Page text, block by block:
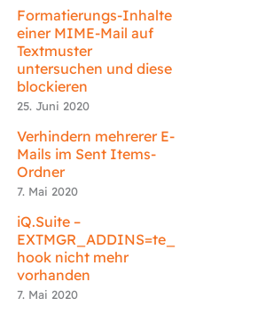
Formatierungs-Inhalte
einer MIME-Mail auf
Textmuster
untersuchen und diese
blockieren
25. Juni 2020
Verhindern mehrerer E-
Mails im Sent Items-
Ordner
7. Mai 2020
iQ.Suite –
EXTMGR_ADDINS=te_
hook nicht mehr
vorhanden
7. Mai 2020